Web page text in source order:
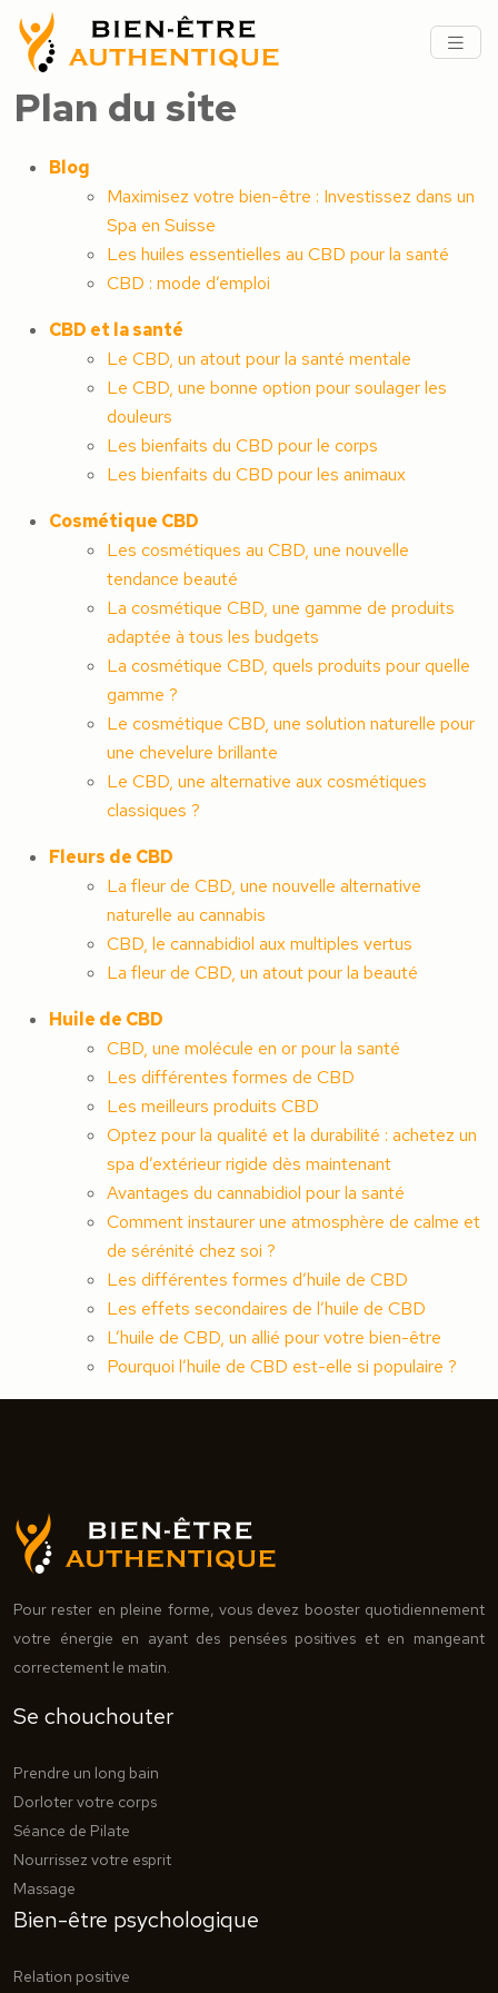
Plan du site
Blog
Maximisez votre bien-être : Investissez dans un
Spa en Suisse
Les huiles essentielles au CBD pour la santé
CBD : mode d’emploi
CBD et la santé
Le CBD, un atout pour la santé mentale
Le CBD, une bonne option pour soulager les
douleurs
Les bienfaits du CBD pour le corps
Les bienfaits du CBD pour les animaux
Cosmétique CBD
Les cosmétiques au CBD, une nouvelle
tendance beauté
La cosmétique CBD, une gamme de produits
adaptée à tous les budgets
La cosmétique CBD, quels produits pour quelle
gamme ?
Le cosmétique CBD, une solution naturelle pour
une chevelure brillante
Le CBD, une alternative aux cosmétiques
classiques ?
Fleurs de CBD
La fleur de CBD, une nouvelle alternative
naturelle au cannabis
CBD, le cannabidiol aux multiples vertus
La fleur de CBD, un atout pour la beauté
Huile de CBD
CBD, une molécule en or pour la santé
Les différentes formes de CBD
Les meilleurs produits CBD
Optez pour la qualité et la durabilité : achetez un
spa d’extérieur rigide dès maintenant
Avantages du cannabidiol pour la santé
Comment instaurer une atmosphère de calme et
de sérénité chez soi ?
Les différentes formes d’huile de CBD
Les effets secondaires de l’huile de CBD
L’huile de CBD, un allié pour votre bien-être
Pourquoi l’huile de CBD est-elle si populaire ?
Pour rester en pleine forme, vous devez booster quotidiennement
votre énergie en ayant des pensées positives et en mangeant
correctement le matin.
Se chouchouter
Prendre un long bain
Dorloter votre corps
Séance de Pilate
Nourrissez votre esprit
Massage
Bien-être psychologique
Relation positive